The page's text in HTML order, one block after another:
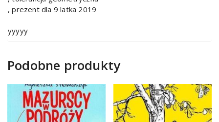
, prezent dla 9 latka 2019
yyyyy
Podobne produkty